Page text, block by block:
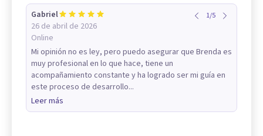
Gabriel
26 de abril de 2026
Online
1/5
Mi opinión no es ley, pero puedo asegurar que Brenda es
muy profesional en lo que hace, tiene un
acompañamiento constante y ha logrado ser mi guía en
este proceso de desarrollo...
Leer más